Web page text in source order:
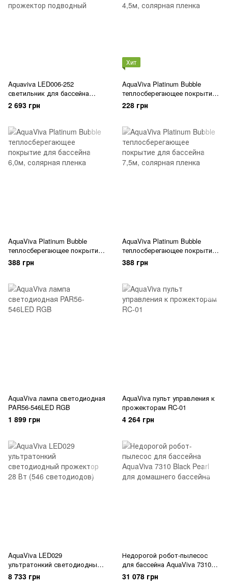
Aquaviva LED006-252
светильник для бассейна
светодиодный, цветной
прожектор подводный
2 693 грн
Хит
AquaViva Platinum Bubble
теплосберегающее покрытие
для бассейна 4,5м, солярная
пленка
228 грн
AquaViva Platinum Bubble
теплосберегающее покрытие
для бассейна 6,0м, солярная
пленка
388 грн
AquaViva Platinum Bubble
теплосберегающее покрытие
для бассейна 7,5м, солярная
пленка
388 грн
AquaViva лампа светодиодная
PAR56-546LED RGB
1 899 грн
AquaViva пульт управления к
прожекторам RC-01
4 264 грн
AquaViva LED029
ультратонкий светодиодный
прожектор 28 Вт (546
светодиодов)
8 733 грн
Недорогой робот-пылесос
для бассейна AquaViva 7310
Black Pearl для домашнего
бассейна
31 078 грн